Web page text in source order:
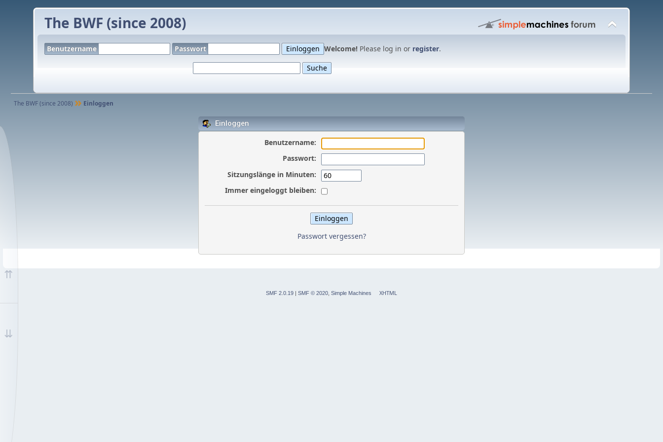
The BWF (since 2008)
Benutzername Passwort Welcome! Please log in or register.
The BWF (since 2008) Einloggen
Einloggen
Benutzername:
Passwort:
Sitzungslänge in Minuten:
Immer eingeloggt bleiben:
Passwort vergessen?
SMF 2.0.19 | SMF © 2020 Simple Machines XHTML